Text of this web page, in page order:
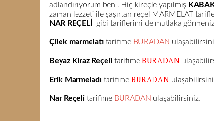
adlandırıyorum ben . Hiç kireçle yapılmış
zaman lezzeti ile şaşırtan reçel MARMELAT
NAR REÇELİ gibi tariflerimi de mutlaka
Çilek marmelatı tarifime BURADAN
Beyaz Kiraz Reçeli tarifime BURADAN
Erik Marmeladı tarifime BURADAN
Nar Reçeli tarifime BURADAN ulaşabilirsiniz.